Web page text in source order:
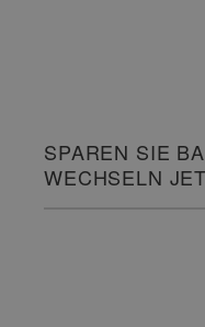
SPAREN SIE
WECHSELN